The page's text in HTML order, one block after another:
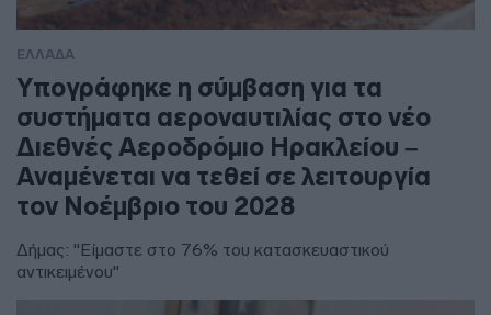
ΕΛΛΑΔΑ
Υπογράφηκε η σύμβαση για τα
συστήματα αεροναυτιλίας στο νέο
Διεθνές Αεροδρόμιο Ηρακλείου –
Αναμένεται να τεθεί σε λειτουργία
τον Νοέμβριο του 2028
Δήμας: "Είμαστε στο 76% του κατασκευαστικού
αντικειμένου"